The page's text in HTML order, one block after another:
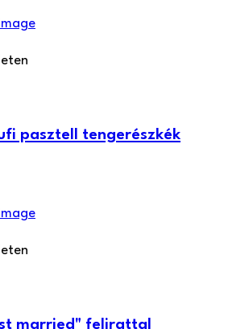
pasztell tengerészkék
married" felirattal